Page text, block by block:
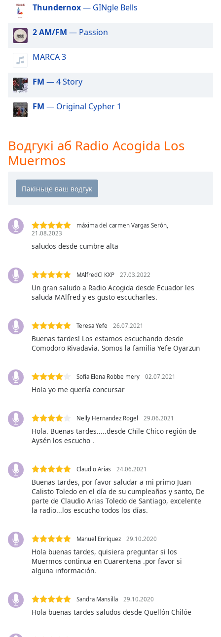
window.
Escape
cancel
close
window.
Text
Color
Opacity
Background
Color
Opacity
Background
Color
Text
Reset
dialog
Thundernox— GINgle Bells
2 AM/FM — Passion
MARCA 3
FM — 4 Story
FM — Original Cypher 1
Водгукі аб Radio Acogida Los
Muermos
máxima del carmen Vargas Serón,
21.08.2023
saludos desde cumbre alta
MAlfredCl KXP 27.03.2022
Un gran saludo a Radio Acogida desde Ecuador les
saluda MAlfred y es gusto escucharles.
Teresa Yefe 26.07.2021
Buenas tardes! Los estamos escuchando desde
Comodoro Rivadavia. Somos la familia Yefe Oyarzun
Sofía Elena Robbe mery 02.07.2021
Hola yo me quería concursar
Nelly Hernandez Rogel 29.06.2021
Hola. Buenas tardes.....desde Chile Chico región de
Aysén los escucho .
Claudio Arias 24.06.2021
Buenas tardes, por favor saludar a mi primo Juan
Calisto Toledo en el día de su cumpleaños y santo, De
parte de Claudio Arias Toledo de Santiago, excelente
la radio...los escucho todos los días.
Manuel Enriquez 29.10.2020
Hola buenas tardes, quisiera preguntar si los
Muermos continua en Cuarentena .por favor si
alguna información.
Sandra Mansilla 29.10.2020
Hola buenas tardes saludos desde Quellón Chilóe